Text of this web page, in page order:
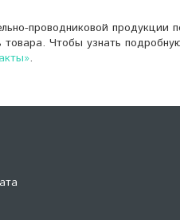
проводниковой продукции
товара. Чтобы узнать
.